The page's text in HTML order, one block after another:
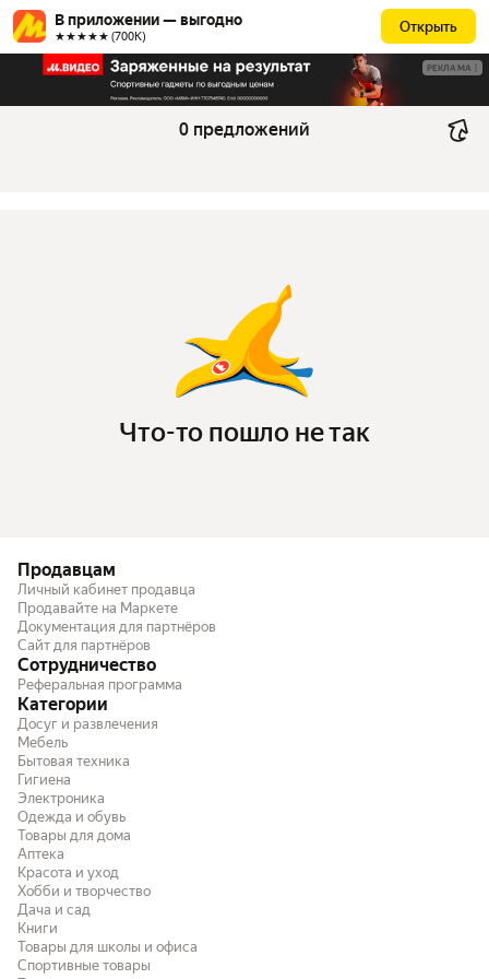
В приложении — выгодно
★★★★★ (700К)
Открыть
РЕКЛАМА
0 предложений
Что-то пошло не так
Продавцам
Личный кабинет продавца
Продавайте на Маркете
Документация для партнёров
Сайт для партнёров
Сотрудничество
Реферальная программа
Категории
Досуг и развлечения
Мебель
Бытовая техника
Гигиена
Электроника
Одежда и обувь
Товары для дома
Аптека
Красота и уход
Хобби и творчество
Дача и сад
Книги
Товары для школы и офиса
Спортивные товары